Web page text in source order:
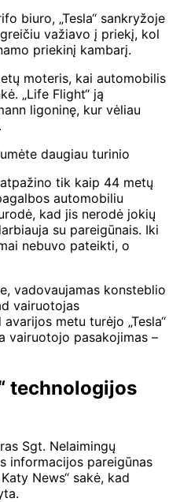
biuro, „Tesla“ sankryžoje
važiavo į priekį, kol
priekinį kambarį.
moteris, kai automobilis
„Life Flight“ ją
ligoninę, kur vėliau
daugiau turinio
tik kaip 44 metų
automobiliu
kad jis nerodė jokių
su pareigūnais. Iki
nebuvo pateikti, o
vadovaujamas konsteblio
vairuotojas
metu turėjo „Tesla“
vairuotojo pasakojimas –
technologijos
Sgt. Nelaimingų
informacijos pareigūnas
News“ sakė, kad